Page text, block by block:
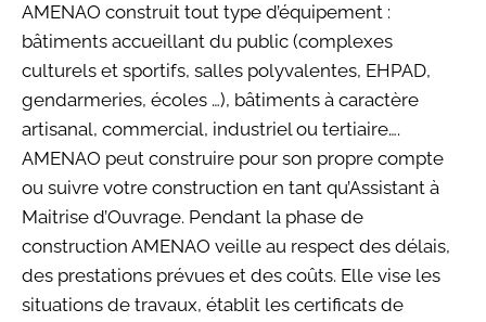
AMENAO construit tout type d’équipement :
bâtiments accueillant du public (complexes
culturels et sportifs, salles polyvalentes, EHPAD,
gendarmeries, écoles …), bâtiments à caractère
artisanal, commercial, industriel ou tertiaire….
AMENAO peut construire pour son propre compte
ou suivre votre construction en tant qu’Assistant à
Maitrise d’Ouvrage. Pendant la phase de
construction AMENAO veille au respect des délais,
des prestations prévues et des coûts. Elle vise les
situations de travaux, établit les certificats de